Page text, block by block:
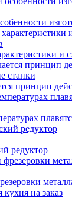
и
станки
принцип
редуктор